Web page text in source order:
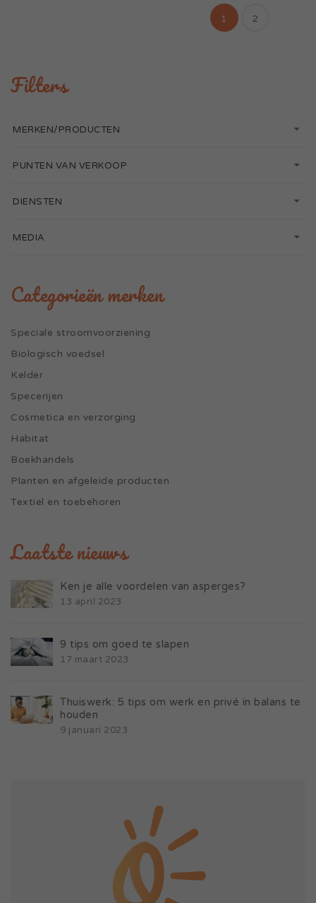
1 2
Filters
MERKEN/PRODUCTEN
PUNTEN VAN VERKOOP
DIENSTEN
MEDIA
Categorieën merken
Speciale stroomvoorziening
Biologisch voedsel
Kelder
Specerijen
Cosmetica en verzorging
Habitat
Boekhandels
Planten en afgeleide producten
Textiel en toebehoren
Laatste nieuws
Ken je alle voordelen van asperges?
13 april 2023
9 tips om goed te slapen
17 maart 2023
Thuiswerk: 5 tips om werk en privé in balans te
houden
9 januari 2023